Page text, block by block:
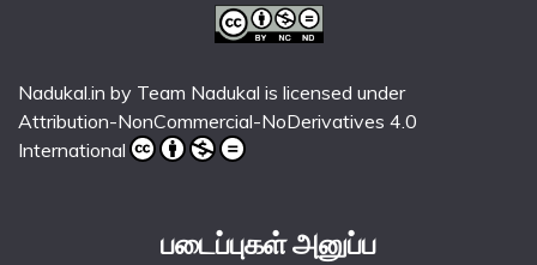
Nadukal.in by Team Nadukal is licensed under
Attribution-NonCommercial-NoDerivatives 4.0
International
படைப்புகள் அனுப்ப